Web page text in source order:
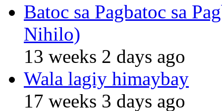
Batoc sa Pagbatoc sa
Nihilo)
13 weeks 2 days ago
Wala lagiy himaybay
17 weeks 3 days ago